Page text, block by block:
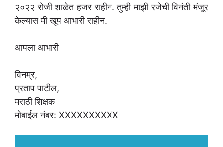
२०२२ रोजी शाळेत हजर राहीन. तुम्ही माझी रजेची विनंती मंजूर
केल्यास मी खूप आभारी राहीन.
आपला आभारी
विनम्र,
प्रताप पाटील,
मराठी शिक्षक
मोबाईल नंबर: XXXXXXXXXX